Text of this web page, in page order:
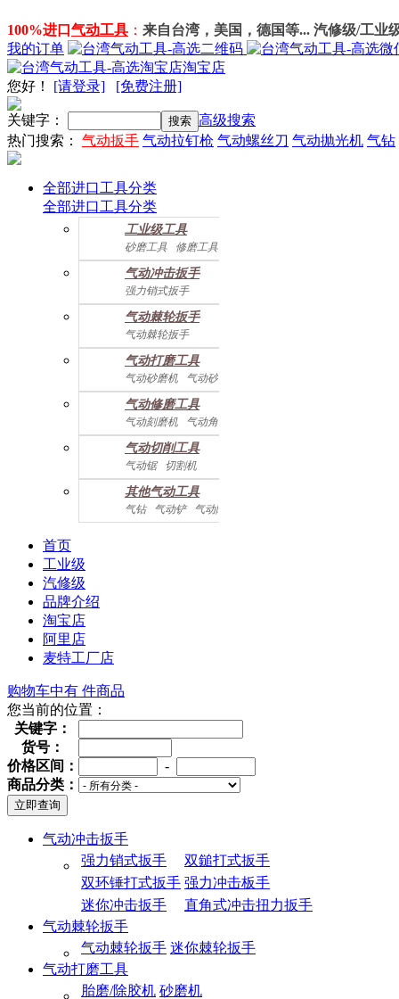
100%进口 气动工具 ： 来自台湾，美国，德国等... 汽修级/工业
我的订单
淘宝店
您好 ！ [请登录] [免费注册]
关键字：
高级搜索
热门搜索： 气动扳手 气动拉钉枪 气动螺丝刀 气动抛光机 气钻
全部进口工具分类
全部进口工具分类
工业级工具
砂磨工具
修磨工具
建筑工具 气动螺丝起子
气动配件
气动冲击扳手
强力销式扳手
双鎚打式扳手
双环锤打式扳手
强力冲击扳手
迷你冲击扳手
直角式冲击扭力扳手
气动棘轮扳手
气动棘轮扳手
迷你棘轮扳手
气动打磨工具
气动砂磨机
气动砂带机
气动抛光机 胎磨/除胶机
气动修磨工具
气动刻磨机 气动角磨机
气动切削工具
气动锯 切割机
气动曲线剪
其他气动工具
气钻 气动铲 气动除锈机
气动拉钉机 气动喷漆枪
首页
工业级
汽修级
品牌介绍
淘宝店
阿里店
麦特工厂店
购物车中有 件商品
您当前的位置：
关键字：
货号：
价格区间：
-
商品分类：
气动冲击扳手
强力销式扳手
双鎚打式扳手
双环锤打式扳手 强力冲击板手
迷你冲击扳手
直角式冲击扭力扳手
气动棘轮扳手
气动棘轮扳手 迷你棘轮扳手
气动打磨工具
胎磨/除胶机 砂磨机